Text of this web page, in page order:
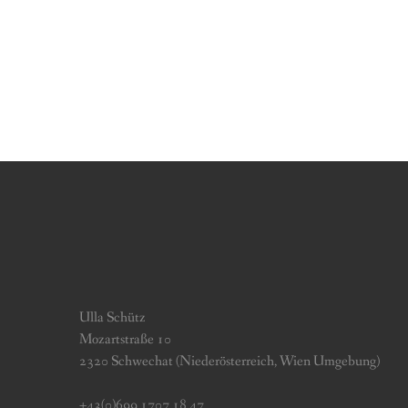
Ulla Schütz
Mozartstraße 10
2320 Schwechat (Niederösterreich, Wien Umgebung)